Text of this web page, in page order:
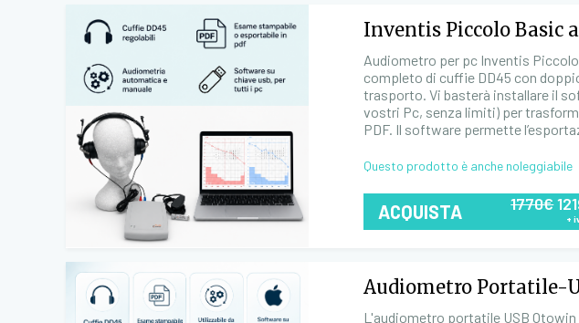
Inventis Piccolo Basic
Audiometro per pc Inventis
completo di cuffie DD45 con
trasporto. Vi basterà installare il
vostri Pc, senza limiti) per
PDF. Il software permette
Questo prodotto è anche noleggiabile
ACQUISTA 1770€
+
Audiometro Portatile-
L'audiometro portatile USB